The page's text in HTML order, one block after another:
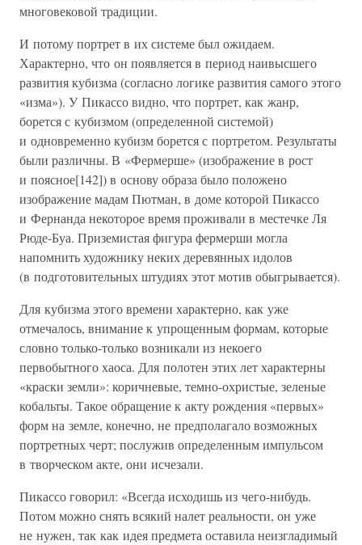
многовековой традиции.
И потому портрет в их системе был ожидаем.
Характерно, что он появляется в период наивысшего
развития кубизма (согласно логике развития самого этого
«изма»). У Пикассо видно, что портрет, как жанр,
борется с кубизмом (определенной системой)
и одновременно кубизм борется с портретом. Результаты
были различны. В «Фермерше» (изображение в рост
и поясное[142]) в основу образа было положено
изображение мадам Пютман, в доме которой Пикассо
и Фернанда некоторое время проживали в местечке Ля
Рюде-Буа. Приземистая фигура фермерши могла
напомнить художнику неких деревянных идолов
(в подготовительных штудиях этот мотив обыгрывается).
Для кубизма этого времени характерно, как уже
отмечалось, внимание к упрощенным формам, которые
словно только-только возникали из некоего
первобытного хаоса. Для полотен этих лет характерны
«краски земли»: коричневые, темно-охристые, зеленые
кобальты. Такое обращение к акту рождения «первых»
форм на земле, конечно, не предполагало возможных
портретных черт; послужив определенным импульсом
в творческом акте, они исчезали.
Пикассо говорил: «Всегда исходишь из чего-нибудь.
Потом можно снять всякий налет реальности, он уже
не нужен, так как идея предмета оставила неизгладимый